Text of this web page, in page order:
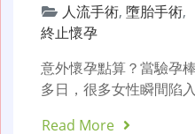
人流手術, 墮胎手術,
終止懷孕
意外懷孕點算？當驗孕
多日，很多女性瞬間
Read More